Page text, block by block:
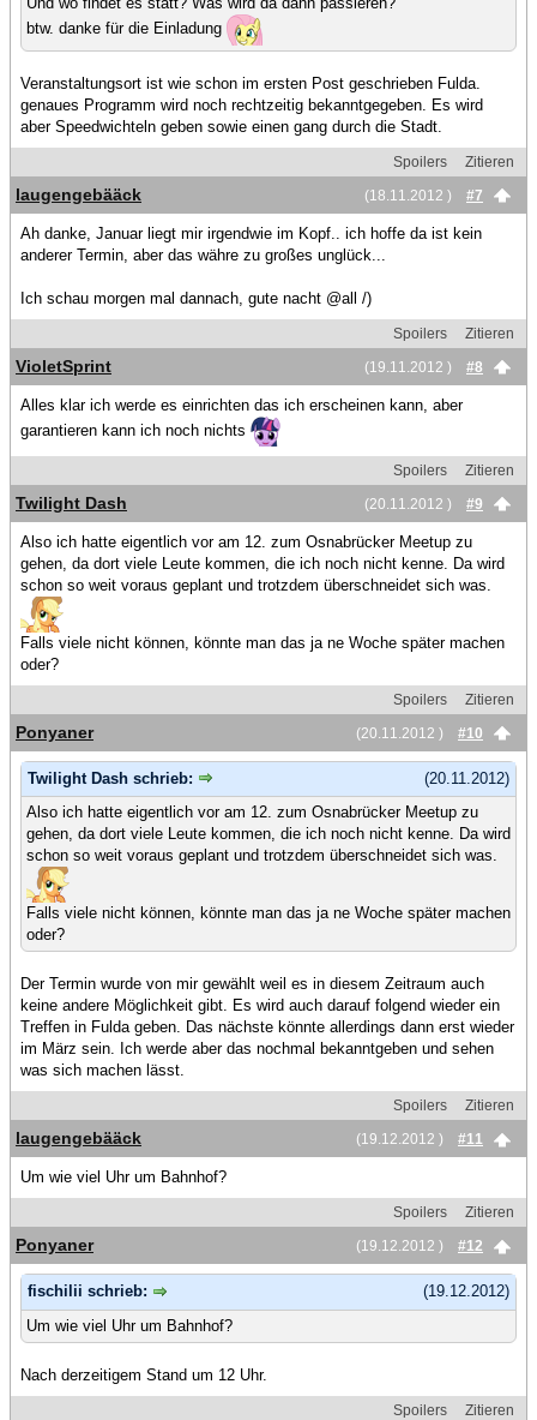
btw. danke für die Einladung
Veranstaltungsort ist wie schon im ersten Post geschrieben Fulda.
genaues Programm wird noch rechtzeitig bekanntgegeben. Es wird
aber Speedwichteln geben sowie einen gang durch die Stadt.
Spoilers
Zitieren
(18.11.2012 )
#7
laugengebääck
Ah danke, Januar liegt mir irgendwie im Kopf.. ich hoffe da ist kein
anderer Termin, aber das währe zu großes unglück...
Ich schau morgen mal dannach, gute nacht @all /)
Spoilers
Zitieren
(19.11.2012 )
#8
VioletSprint
Alles klar ich werde es einrichten das ich erscheinen kann, aber
garantieren kann ich noch nichts
Spoilers
Zitieren
(20.11.2012 )
#9
Twilight Dash
Also ich hatte eigentlich vor am 12. zum Osnabrücker Meetup zu
gehen, da dort viele Leute kommen, die ich noch nicht kenne. Da wird
schon so weit voraus geplant und trotzdem überschneidet sich was.
Falls viele nicht können, könnte man das ja ne Woche später machen
oder?
Spoilers
Zitieren
(20.11.2012 )
#10
Ponyaner
(20.11.2012)
Twilight Dash schrieb:
Also ich hatte eigentlich vor am 12. zum Osnabrücker Meetup zu
gehen, da dort viele Leute kommen, die ich noch nicht kenne. Da wird
schon so weit voraus geplant und trotzdem überschneidet sich was.
Falls viele nicht können, könnte man das ja ne Woche später machen
oder?
Der Termin wurde von mir gewählt weil es in diesem Zeitraum auch
keine andere Möglichkeit gibt. Es wird auch darauf folgend wieder ein
Treffen in Fulda geben. Das nächste könnte allerdings dann erst wieder
im März sein. Ich werde aber das nochmal bekanntgeben und sehen
was sich machen lässt.
Spoilers
Zitieren
(19.12.2012 )
#11
laugengebääck
Um wie viel Uhr um Bahnhof?
Spoilers
Zitieren
(19.12.2012 )
#12
Ponyaner
(19.12.2012)
fischilii schrieb:
Um wie viel Uhr um Bahnhof?
Nach derzeitigem Stand um 12 Uhr.
Spoilers
Zitieren